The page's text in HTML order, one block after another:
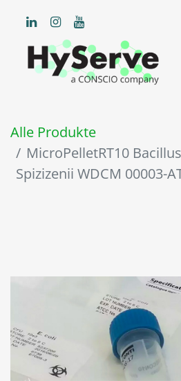
Alle Produkte
MicroPelletRT10
Spizizenii WDCM 00003-